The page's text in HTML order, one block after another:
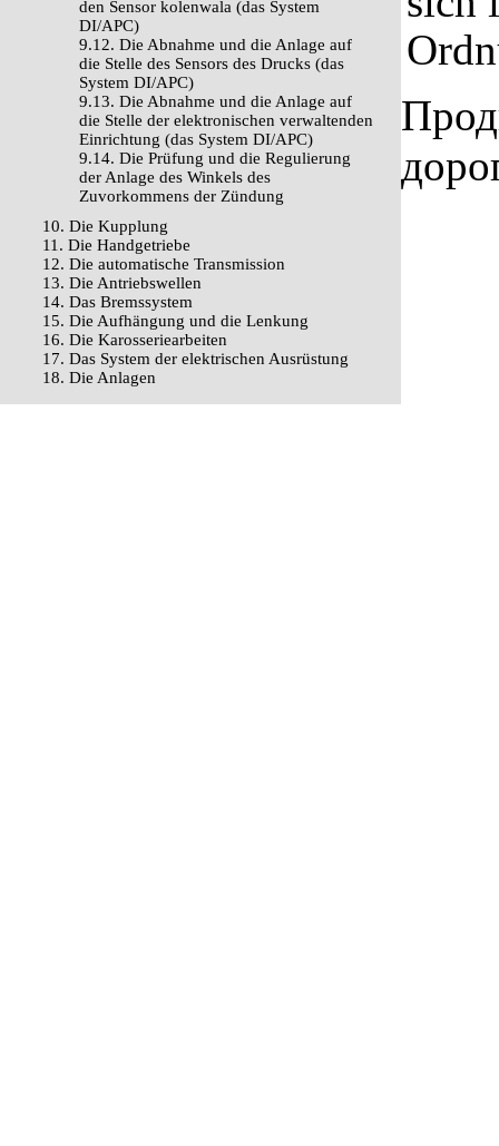
den Sensor kolenwala (das System
DI/APC)
9.12. Die Abnahme und die Anlage auf
die Stelle des Sensors des Drucks (das
System DI/APC)
9.13. Die Abnahme und die Anlage auf
die Stelle der elektronischen verwaltenden
Einrichtung (das System DI/APC)
9.14. Die Prüfung und die Regulierung
der Anlage des Winkels des
Zuvorkommens der Zündung
10. Die Kupplung
11. Die Handgetriebe
12. Die automatische Transmission
13. Die Antriebswellen
14. Das Bremssystem
15. Die Aufhängung und die Lenkung
16. Die Karosseriearbeiten
17. Das System der elektrischen Ausrüstung
18. Die Anlagen